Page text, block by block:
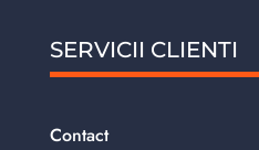
SERVICII CLIENTI
Contact